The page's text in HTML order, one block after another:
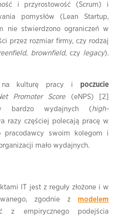
i przyrostowość (Scrum) i
pomysłów (Lean Startup,
nie stwierdzono ograniczeń w
przez rozmiar firmy, czy rodzaj
, brownfield, czy legacy).
na kulturę pracy i poczucie
Promoter Score(eNPS) [2]
bardzo wydajnych (high-
razy częściej polecają pracę w
swoim kolegom i
mało wydajnych.
IT jest z reguły złożone i w
zgodnie z modelem
z empirycznego podejścia